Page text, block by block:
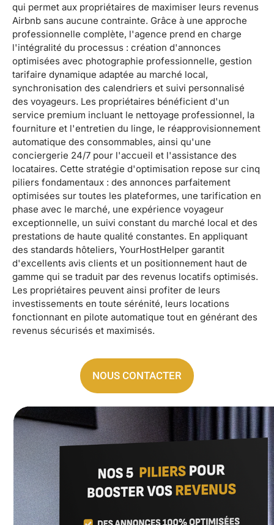
qui permet aux propriétaires de maximiser leurs revenus
Airbnb sans aucune contrainte. Grâce à une approche
professionnelle complète, l'agence prend en charge
l'intégralité du processus : création d'annonces
optimisées avec photographie professionnelle, gestion
tarifaire dynamique adaptée au marché local,
synchronisation des calendriers et suivi personnalisé
des voyageurs. Les propriétaires bénéficient d'un
service premium incluant le nettoyage professionnel, la
fourniture et l'entretien du linge, le réapprovisionnement
automatique des consommables, ainsi qu'une
conciergerie 24/7 pour l'accueil et l'assistance des
locataires. Cette stratégie d'optimisation repose sur cinq
piliers fondamentaux : des annonces parfaitement
optimisées sur toutes les plateformes, une tarification en
phase avec le marché, une expérience voyageur
exceptionnelle, un suivi constant du marché local et des
prestations de haute qualité constantes. En appliquant
des standards hôteliers, YourHostHelper garantit
d'excellents avis clients et un positionnement haut de
gamme qui se traduit par des revenus locatifs optimisés.
Les propriétaires peuvent ainsi profiter de leurs
investissements en toute sérénité, leurs locations
fonctionnant en pilote automatique tout en générant des
revenus sécurisés et maximisés.
NOUS CONTACTER